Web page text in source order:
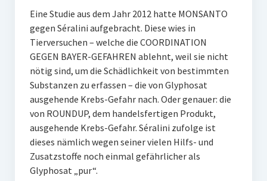
Eine Studie aus dem Jahr 2012 hatte MONSANTO
gegen Séralini aufgebracht. Diese wies in
Tierversuchen – welche die COORDINATION
GEGEN BAYER-GEFAHREN ablehnt, weil sie nicht
nötig sind, um die Schädlichkeit von bestimmten
Substanzen zu erfassen – die von Glyphosat
ausgehende Krebs-Gefahr nach. Oder genauer: die
von ROUNDUP, dem handelsfertigen Produkt,
ausgehende Krebs-Gefahr. Séralini zufolge ist
dieses nämlich wegen seiner vielen Hilfs- und
Zusatzstoffe noch einmal gefährlicher als
Glyphosat „pur“.